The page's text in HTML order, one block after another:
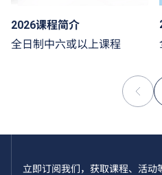
2026课程简介
全日制中六或以上课程
立即订阅我们，获取课程、活动